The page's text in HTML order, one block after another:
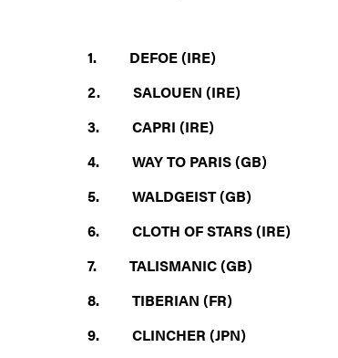
1. DEFOE (IRE)
2. SALOUEN (IRE)
3. CAPRI (IRE)
4. WAY TO PARIS (GB)
5. WALDGEIST (GB)
6. CLOTH OF STARS (IRE)
7. TALISMANIC (GB)
8. TIBERIAN (FR)
9. CLINCHER (JPN)